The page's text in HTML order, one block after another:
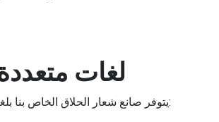
لغات
يتوفر صانع شعار الحلاق الخاص بنا بلغات مختلفة: